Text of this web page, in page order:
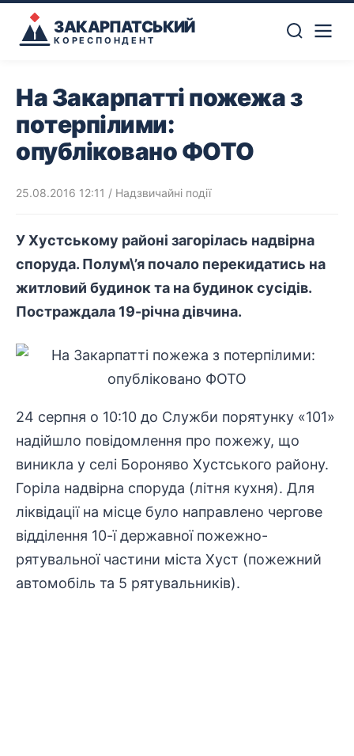
ЗАКАРПАТСЬКИЙ
КОРЕСПОНДЕНТ
На Закарпатті пожежа з
потерпілими:
опубліковано ФОТО
25.08.2016 12:11 / Надзвичайні події
У Хустському районі загорілась надвірна
споруда. Полум\’я почало перекидатись на
житловий будинок та на будинок сусідів.
Постраждала 19-річна дівчина.
24 серпня о 10:10 до Служби порятунку «101»
надійшло повідомлення про пожежу, що
виникла у селі Бороняво Хустського району.
Горіла надвірна споруда (літня кухня). Для
ліквідації на місце було направлено чергове
відділення 10-ї державної пожежно-
рятувальної частини міста Хуст (пожежний
автомобіль та 5 рятувальників).